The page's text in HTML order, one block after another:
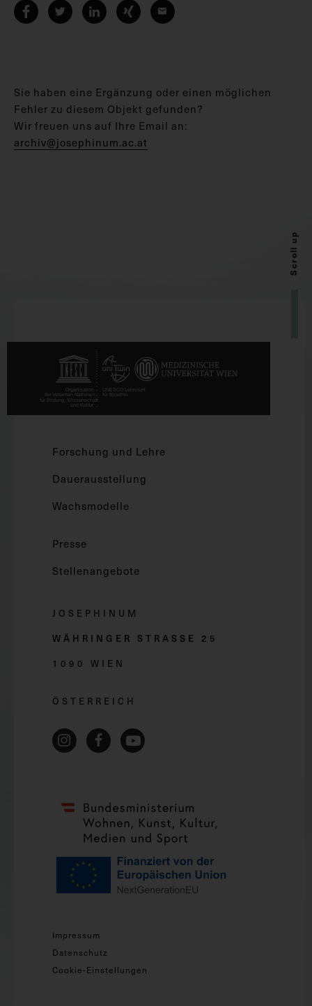
Sie haben eine Ergänzung oder einen möglichen
Fehler zu diesem Objekt gefunden?
Wir freuen uns auf Ihre Email an:
archiv@josephinum.ac.at
Scroll up
Forschung und Lehre
Dauerausstellung
Wachsmodelle
Presse
Stellenangebote
JOSEPHINUM
WÄHRINGER STRASSE 2 5
1090 WIEN
ÖSTERREICH
Impressum
Datenschutz
Cookie-Einstellungen